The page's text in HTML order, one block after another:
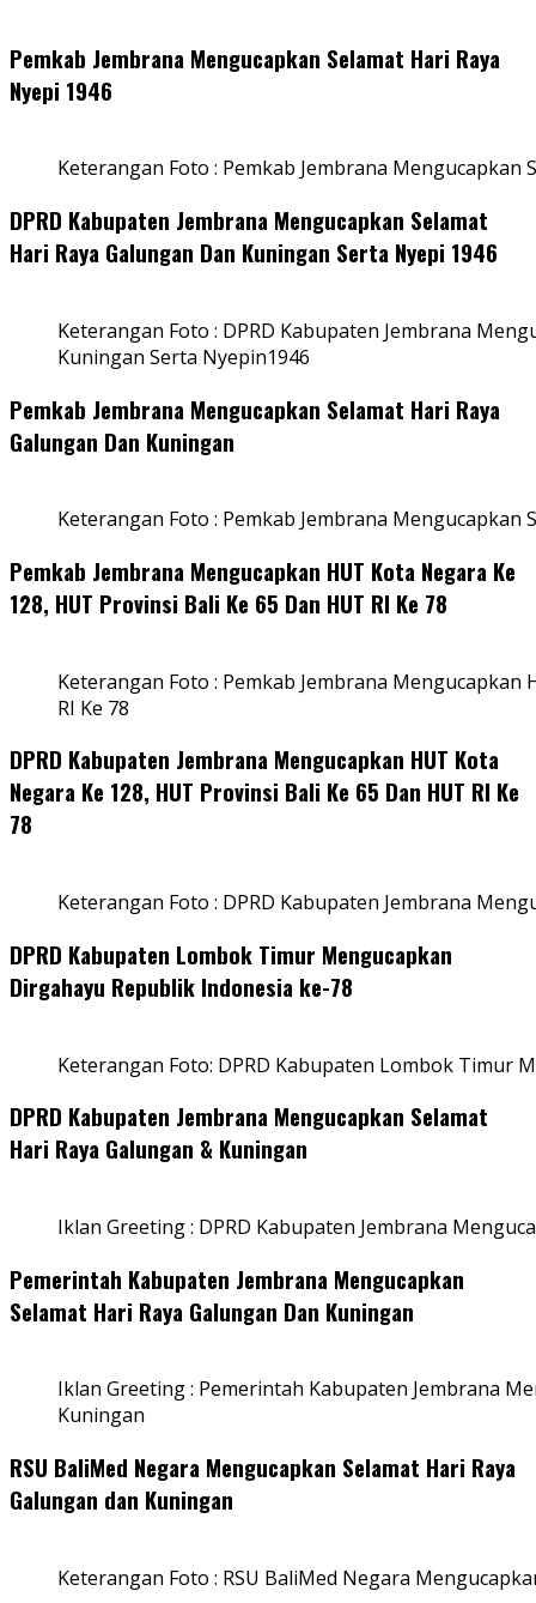
Pemkab Jembrana Mengucapkan Selamat Hari Raya
Nyepi 1946
Keterangan Foto : Pemkab Jembrana Mengucapkan
DPRD Kabupaten Jembrana Mengucapkan Selamat
Hari Raya Galungan Dan Kuningan Serta Nyepi 1946
Keterangan Foto : DPRD Kabupaten Jembrana
Kuningan Serta Nyepin1946
Pemkab Jembrana Mengucapkan Selamat Hari Raya
Galungan Dan Kuningan
Keterangan Foto : Pemkab Jembrana Mengucapkan
Pemkab Jembrana Mengucapkan HUT Kota Negara Ke
128, HUT Provinsi Bali Ke 65 Dan HUT RI Ke 78
Keterangan Foto : Pemkab Jembrana Mengucapkan
RI Ke 78
DPRD Kabupaten Jembrana Mengucapkan HUT Kota
Negara Ke 128, HUT Provinsi Bali Ke 65 Dan HUT RI Ke
78
Keterangan Foto : DPRD Kabupaten Jembrana
DPRD Kabupaten Lombok Timur Mengucapkan
Dirgahayu Republik Indonesia ke-78
Keterangan Foto: DPRD Kabupaten Lombok Timur
DPRD Kabupaten Jembrana Mengucapkan Selamat
Hari Raya Galungan & Kuningan
Iklan Greeting : DPRD Kabupaten Jembrana
Pemerintah Kabupaten Jembrana Mengucapkan
Selamat Hari Raya Galungan Dan Kuningan
Iklan Greeting : Pemerintah Kabupaten Jembrana
Kuningan
RSU BaliMed Negara Mengucapkan Selamat Hari Raya
Galungan dan Kuningan
Keterangan Foto : RSU BaliMed Negara